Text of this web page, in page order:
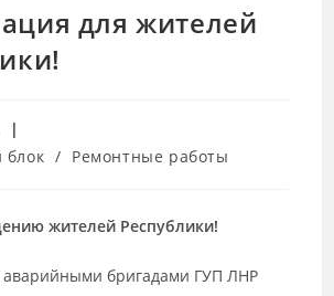
для жителей
блок / Ремонтные работы
жителей Республики!
аварийными бригадами ГУП ЛНР